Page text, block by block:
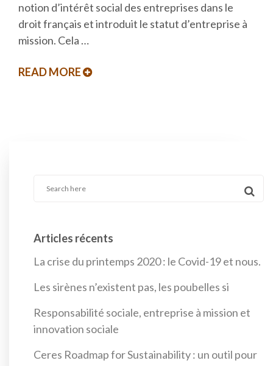
notion d’intérêt social des entreprises dans le
droit français et introduit le statut d’entreprise à
mission. Cela …
READ MORE
Articles récents
La crise du printemps 2020 : le Covid-19 et nous.
Les sirènes n’existent pas, les poubelles si
Responsabilité sociale, entreprise à mission et
innovation sociale
Ceres Roadmap for Sustainability : un outil pour